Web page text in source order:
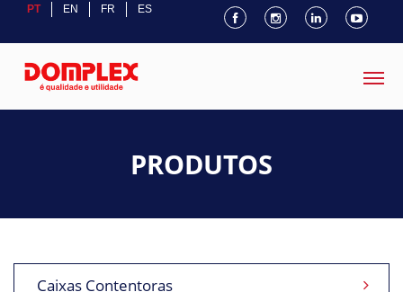
PT EN FR ES
PRODUTOS
Caixas Contentoras